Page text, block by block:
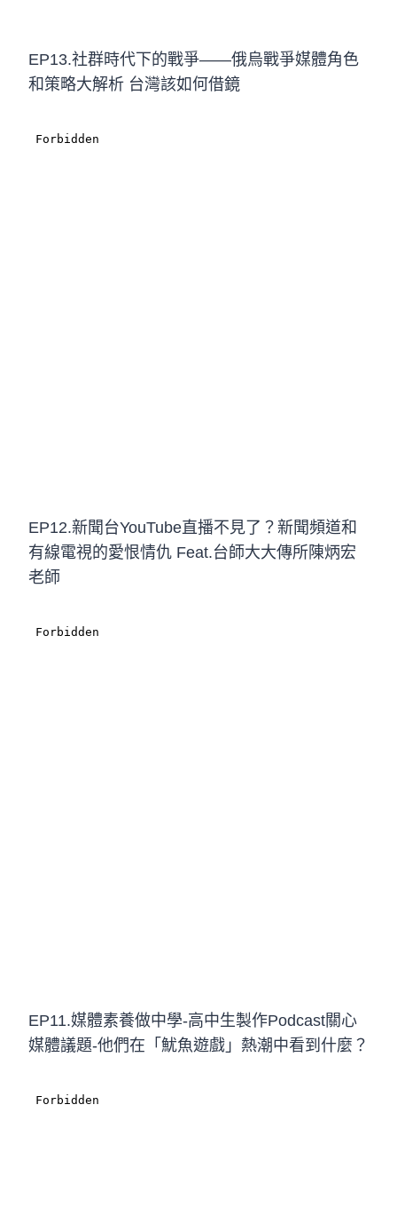
EP13.社群時代下的戰爭——俄烏戰爭媒體角色
和策略大解析 台灣該如何借鏡
EP12.新聞台YouTube直播不見了？新聞頻道和
有線電視的愛恨情仇 Feat.台師大大傳所陳炳宏
老師
EP11.媒體素養做中學-高中生製作Podcast關心
媒體議題-他們在「魷魚遊戲」熱潮中看到什麼？